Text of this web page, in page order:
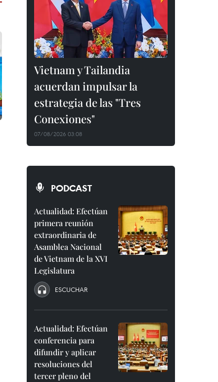
Vietnam y Tailandia
acuerdan impulsar la
estrategia de las "Tres
Conexiones"
07/08/2026 03:08
PODCAST
Actualidad: Efectúan
primera reunión
extraordinaria de
Asamblea Nacional
de Vietnam de la XVI
Legislatura
ESCUCHAR
Actualidad: Efectúan
conferencia para
difundir y aplicar
resoluciones del
tercer pleno del